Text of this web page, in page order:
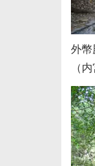
外幣
（